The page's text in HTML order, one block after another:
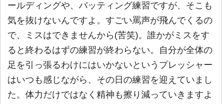
ールディングや、バッティング練習ですが、そこも
気を抜けないんですよ。すごい罵声が飛んでくるの
で、ミスはできませんから(苦笑)。誰かがミスをす
ると終わるはずの練習が終わらない。自分が全体の
足を引っ張るわけにはいかないというプレッシャー
はいつも感じながら、その日の練習を迎えていまし
た。体力だけではなく精神も擦り減っていきますよ